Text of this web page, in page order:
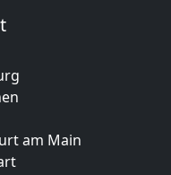
am Main